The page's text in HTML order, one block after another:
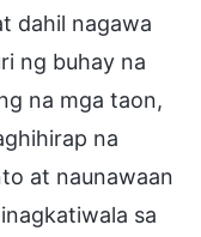
dahil nagawa
ng buhay na
na mga taon,
na
at naunawaan
sa